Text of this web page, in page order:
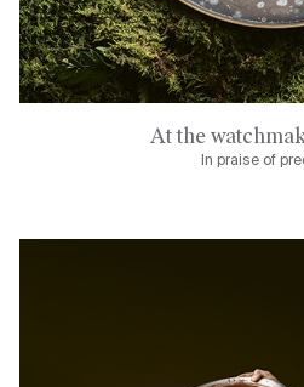
At the
In praise of